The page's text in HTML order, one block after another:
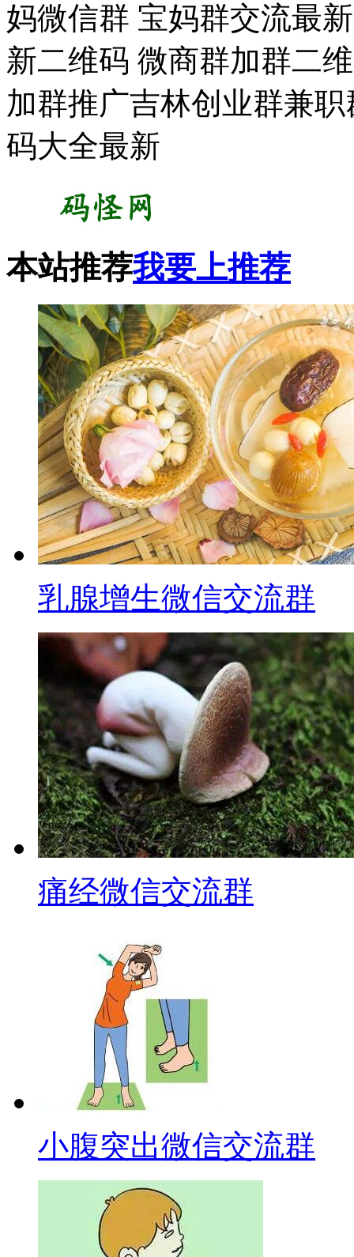
妈微信群 宝妈群交流最
新二维码 微商群加群二
加群推广吉林创业群兼
码大全最新
本站推荐我要上推荐
乳腺增生微信交流群
痛经微信交流群
小腹突出微信交流群